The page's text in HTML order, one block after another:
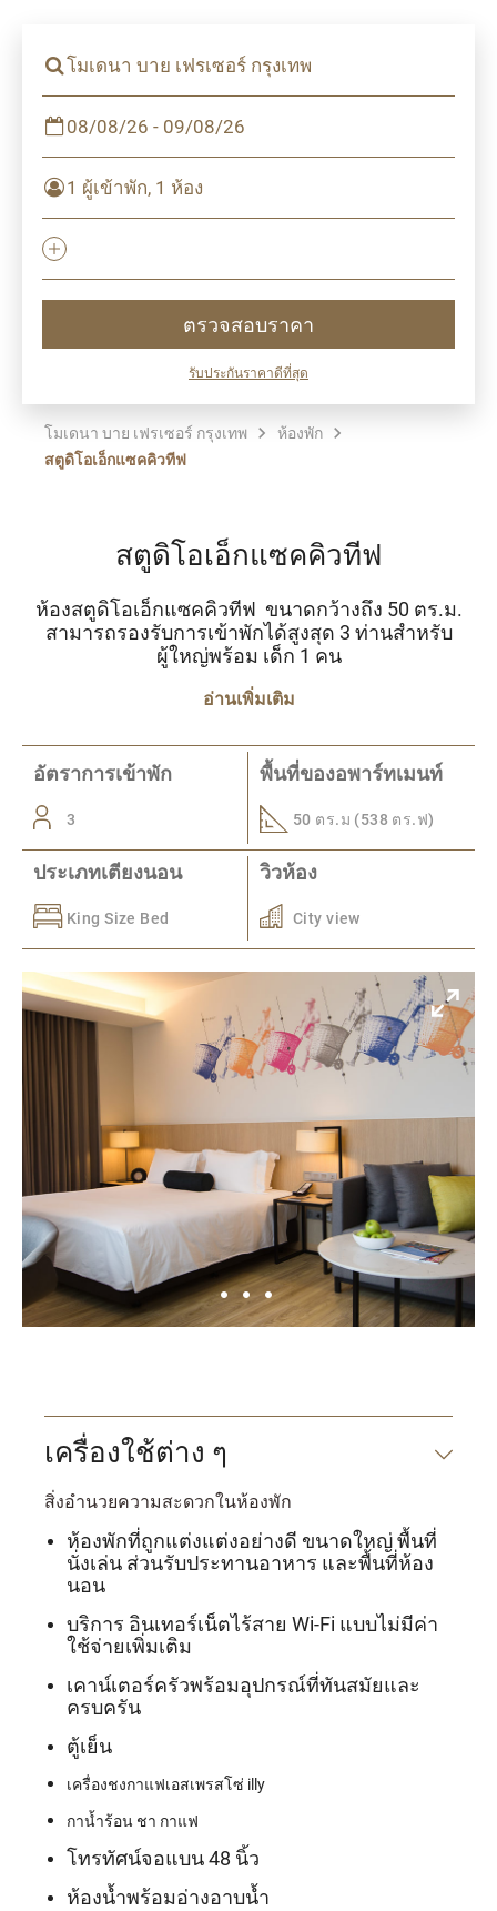
โมเดนา บาย เฟรเซอร์ กรุงเทพ
08/08/26 - 09/08/26
1 ผู้เข้าพัก, 1 ห้อง
ตรวจสอบราคา
รับประกันราคาดีที่สุด
โมเดนา บาย เฟรเซอร์ กรุงเทพ
ห้องพัก
สตูดิโอเอ็กแซคคิวทีฟ
สตูดิโอเอ็กแซคคิวทีฟ
ห้องสตูดิโอเอ็กแซคคิวทีฟ ขนาดกว้างถึง 50 ตร.ม.
สามารถรองรับการเข้าพักได้สูงสุด 3 ท่านสำหรับ
ผู้ใหญ่พร้อม เด็ก 1 คน
อ่านเพิ่มเติม
อัตราการเข้าพัก
3
พื้นที่ของอพาร์ทเมนท์
50 ตร.ม (538 ตร.ฟ)
ประเภทเตียงนอน
King Size Bed
วิวห้อง
City view
เครื่องใช้ต่าง ๆ
สิ่งอำนวยความสะดวกในห้องพัก
ห้องพักที่ถูกแต่งแต่งอย่างดี ขนาดใหญ่ พื้นที่
นั่งเล่น ส่วนรับประทานอาหาร และพื้นที่ห้อง
นอน
บริการ อินเทอร์เน็ตไร้สาย Wi-Fi แบบไม่มีค่า
ใช้จ่ายเพิ่มเติม
เคาน์เตอร์ครัวพร้อมอุปกรณ์ที่ทันสมัยและ
ครบครัน
ตู้เย็น
เครื่องชงกาแฟเอสเพรสโซ่ illy
กาน้ำร้อน ชา กาแฟ
โทรทัศน์จอแบน 48 นิ้ว
ห้องน้ำพร้อมอ่างอาบน้ำ